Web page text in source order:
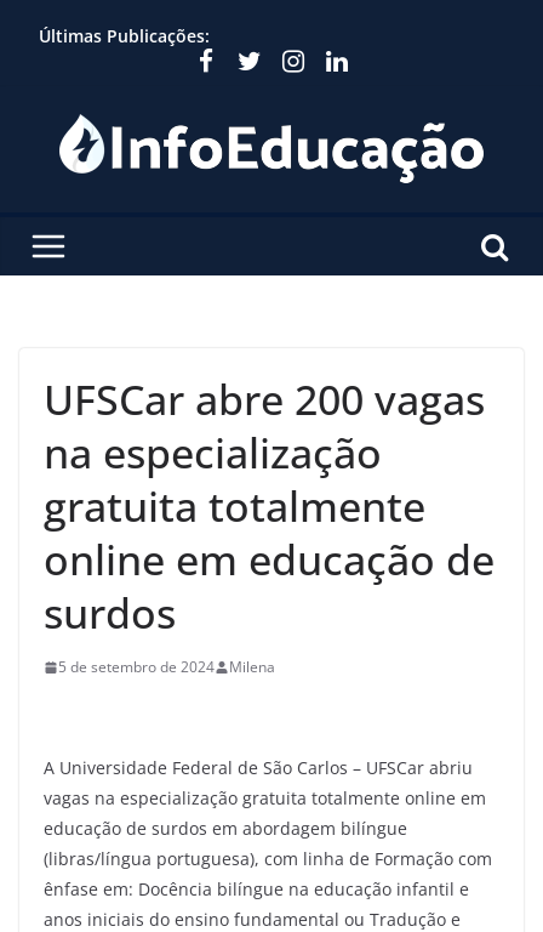
Últimas Publicações:
UFSCar abre 200 vagas
na especialização
gratuita totalmente
online em educação de
surdos
5 de setembro de 2024 Milena
A Universidade Federal de São Carlos – UFSCar abriu
vagas na especialização gratuita totalmente online em
educação de surdos em abordagem bilíngue
(libras/língua portuguesa), com linha de Formação com
ênfase em: Docência bilíngue na educação infantil e
anos iniciais do ensino fundamental ou Tradução e